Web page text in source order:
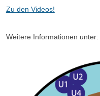
Zu den Videos!
Weitere Informationen unter: